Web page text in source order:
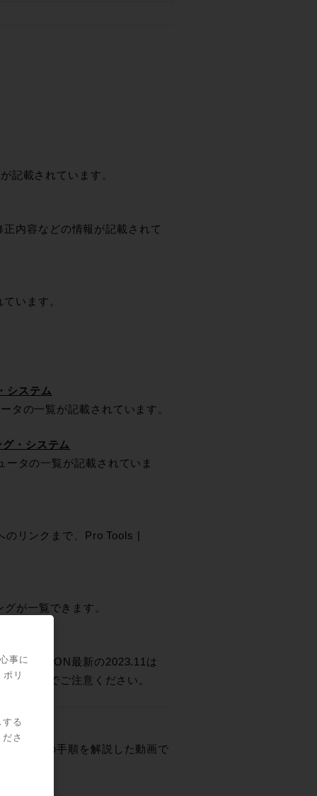
記載されています。
内容などの情報が記載されて
います。
システム
タの一覧が記載されています。
・システム
タの一覧が記載されていま
リンクまで、Pro Tools |
が一覧できます。
す。EUCON最新の2023.11は
ですのでご注意ください。
るまでの手順を解説した動画で
事に
リ
る
さ